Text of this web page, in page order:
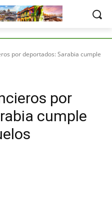
por deportados: Sarabia cumple
por
cumple